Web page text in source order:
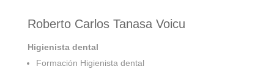
Roberto Carlos Tanasa Voicu
Higienista dental
Formación Higienista dental